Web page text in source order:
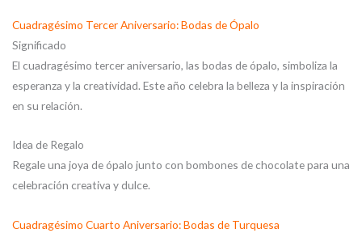
Cuadragésimo Tercer Aniversario: Bodas de Ópalo
Significado
El cuadragésimo tercer aniversario, las bodas de ópalo, simboliza la
esperanza y la creatividad. Este año celebra la belleza y la inspiración
en su relación.
Idea de Regalo
Regale una joya de ópalo junto con bombones de chocolate para una
celebración creativa y dulce.
Cuadragésimo Cuarto Aniversario: Bodas de Turquesa